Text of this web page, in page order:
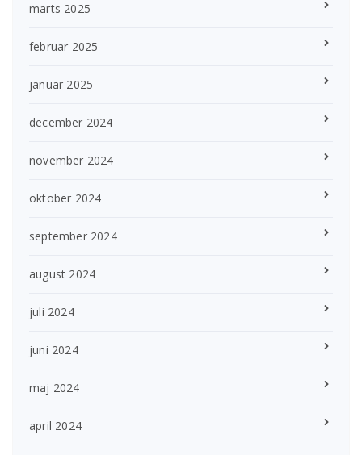
marts 2025
februar 2025
januar 2025
december 2024
november 2024
oktober 2024
september 2024
august 2024
juli 2024
juni 2024
maj 2024
april 2024